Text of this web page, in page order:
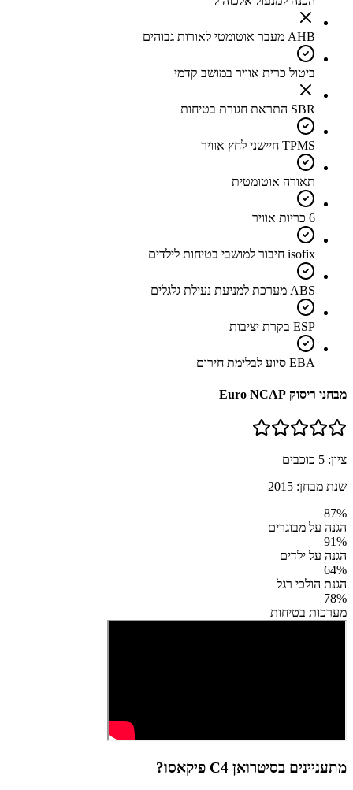
AHB מעבר אוטומטי לאורות גבוהים
ביטול כרית אוויר במושב קדמי
SBR התראת חגורת בטיחות
TPMS חיישני לחץ אוויר
תאורה אוטומטית
6 כריות אוויר
isofix חיבור למושבי בטיחות לילדים
ABS מערכת למניעת נעילת גלגלים
ESP בקרת יציבות
EBA סיוע לבלימת חירום
מבחני ריסוק Euro NCAP
ציון: 5 כוכבים
שנת מבחן: 2015
87%
הגנה על מבוגרים
91%
הגנה על ילדים
64%
הגנת הולכי רגל
78%
מערכות בטיחות
מתעניינים בסיטרואן C4 פיקאסו ?